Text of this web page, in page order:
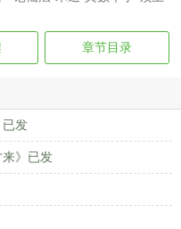
章节目录
已发
》已发